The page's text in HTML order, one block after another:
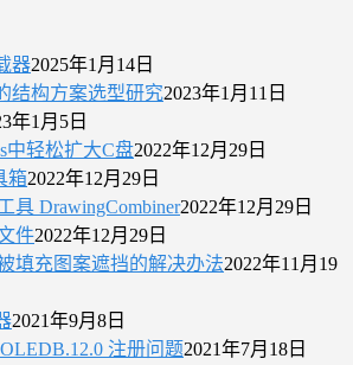
器2025年1月14日
结构方案选型研究2023年1月11日
年1月5日
中轻松扩大C盘2022年12月29日
箱2022年12月29日
具 DrawingCombiner2022年12月29日
件2022年12月29日
填充图案遮挡的解决办法2022年11月19
2021年9月8日
注册问题2021年7月18日